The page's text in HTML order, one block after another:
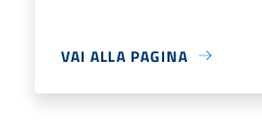
VAI ALLA PAGINA